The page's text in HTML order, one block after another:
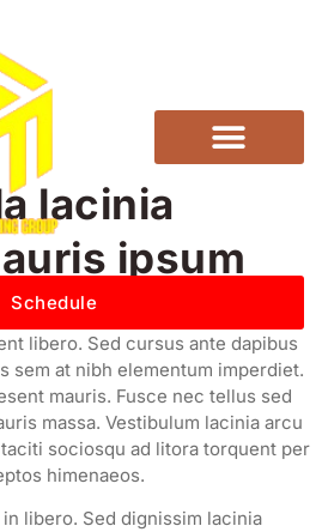
Schedule
lacinia
ipsum
consectetur adipiscing elit.
libero. Sed cursus ante dapibus
sem at nibh elementum imperdiet.
mauris. Fusce nec tellus sed
massa. Vestibulum lacinia arcu
sociosqu ad litora torquent per
himenaeos.
libero. Sed dignissim lacinia